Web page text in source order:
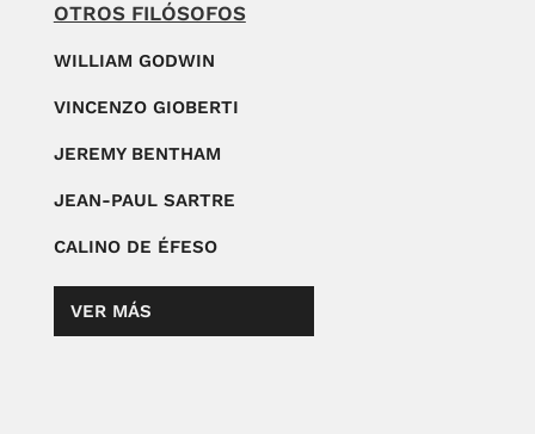
OTROS FILÓSOFOS
WILLIAM GODWIN
VINCENZO GIOBERTI
JEREMY BENTHAM
JEAN-PAUL SARTRE
CALINO DE ÉFESO
VER MÁS